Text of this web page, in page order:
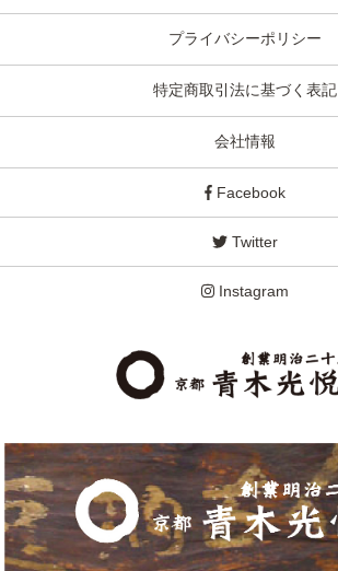
プライバシーポリシー
特定商取引法に基づく表記
会社情報
Facebook
Twitter
Instagram